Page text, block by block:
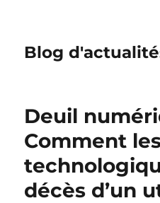
Blog
Deuil
Comment
décès d’un